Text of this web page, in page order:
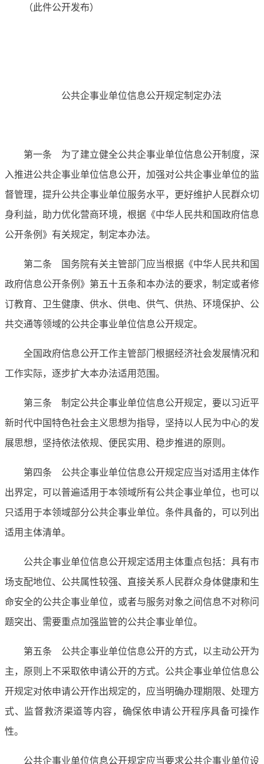
（此件公开发布）
公共企事业单位信息公开规定制定办法
第一条 为了建立健全公共企事业单位信息公开制度，深
入推进公共企事业单位信息公开，加强对公共企事业单位的监
督管理，提升公共企事业单位服务水平，更好维护人民群众切
身利益，助力优化营商环境，根据《中华人民共和国政府信息
公开条例》有关规定，制定本办法。
第二条 国务院有关主管部门应当根据《中华人民共和国
政府信息公开条例》第五十五条和本办法的要求，制定或者修
订教育、卫生健康、供水、供电、供气、供热、环境保护、公
共交通等领域的公共企事业单位信息公开规定。
全国政府信息公开工作主管部门根据经济社会发展情况和
工作实际，逐步扩大本办法适用范围。
第三条 制定公共企事业单位信息公开规定，要以习近平
新时代中国特色社会主义思想为指导，坚持以人民为中心的发
展思想，坚持依法依规、便民实用、稳步推进的原则。
第四条 公共企事业单位信息公开规定应当对适用主体作
出界定，可以普遍适用于本领域所有公共企事业单位，也可以
只适用于本领域部分公共企事业单位。条件具备的，可以列出
适用主体清单。
公共企事业单位信息公开规定适用主体重点包括：具有市
场支配地位、公共属性较强、直接关系人民群众身体健康和生
命安全的公共企事业单位，或者与服务对象之间信息不对称问
题突出、需要重点加强监管的公共企事业单位。
第五条 公共企事业单位信息公开的方式，以主动公开为
主，原则上不采取依申请公开的方式。公共企事业单位信息公
开规定对依申请公开作出规定的，应当明确办理期限、处理方
式、监督救济渠道等内容，确保依申请公开程序具备可操作
性。
公共企事业单位信息公开规定应当要求公共企事业单位设